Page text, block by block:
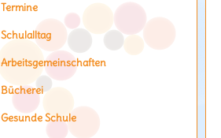
Termine
Schulalltag
Arbeitsgemeinschaften
Bücherei
Gesunde Schule